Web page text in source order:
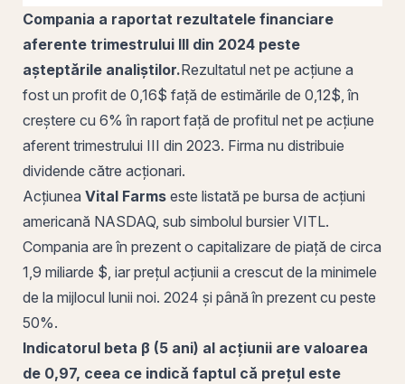
Compania a raportat rezultatele financiare
aferente trimestrului III din 2024 peste
așteptările analiștilor.Rezultatul net pe acțiune a
fost un profit de 0,16$ față de estimările de 0,12$, în
creștere cu 6% în raport față de profitul net pe acțiune
aferent trimestrului III din 2023. Firma nu distribuie
dividende către acționari.
Acțiunea Vital Farms este listată pe bursa de acțiuni
americană NASDAQ, sub simbolul bursier VITL.
Compania are în prezent o capitalizare de piață de circa
1,9 miliarde $, iar prețul acțiunii a crescut de la minimele
de la mijlocul lunii noi. 2024 și până în prezent cu peste
50%.
Indicatorul beta β (5 ani) al acțiunii are valoarea
de 0,97, ceea ce indică faptul că prețul este